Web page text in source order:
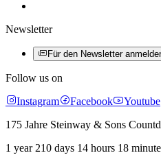
Newsletter
Für den Newsletter
Follow us on
Instagram
Facebook
Youtube
175 Jahre Steinway & Sons
1 year 210 days 14 hours 18